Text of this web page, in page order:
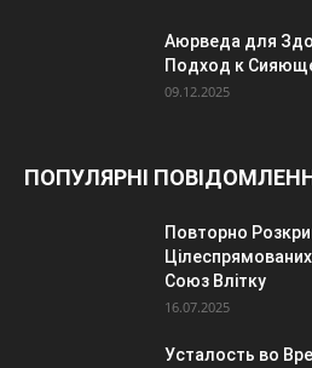
Аюрведа для
Подход к
09.12.2025
ПОПУЛЯРНІ
Повторно
Союз Влітку
16.07.2025
Усталость во